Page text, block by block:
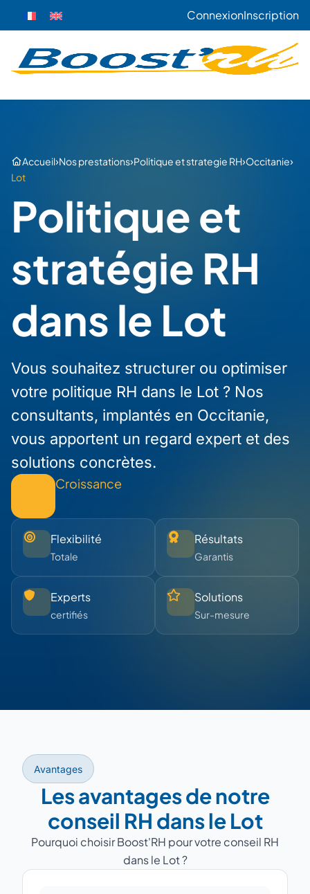
ConnexionInscription
Accueil›Nos prestations›Politique et strategie RH›Occitanie›
Lot
Politique et
stratégie RH
dans le Lot
Vous souhaitez structurer ou optimiser
votre politique RH dans le Lot ? Nos
consultants, implantés en Occitanie,
vous apportent un regard expert et des
solutions concrètes.
Croissance
Flexibilité
Totale
Résultats
Garantis
Experts
certifiés
Solutions
Sur-mesure
Avantages
Les avantages de notre
conseil RH dans le Lot
Pourquoi choisir Boost'RH pour votre conseil RH
dans le Lot ?